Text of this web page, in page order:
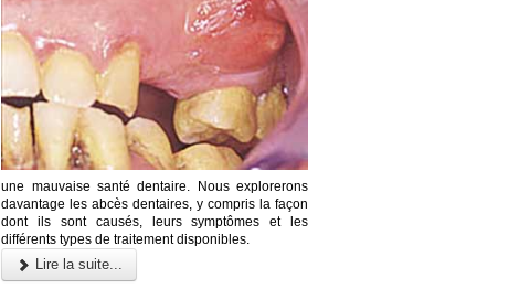
une mauvaise santé dentaire. Nous explorerons
davantage les abcès dentaires, y compris la façon
dont ils sont causés, leurs symptômes et les
différents types de traitement disponibles.
Lire la suite...